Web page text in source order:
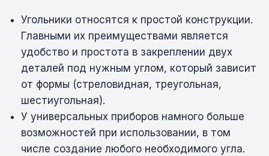
Угольники относятся к простой конструкции.
Главными их преимуществами является
удобство и простота в закреплении двух
деталей под нужным углом, который зависит
от формы (стреловидная, треугольная,
шестиугольная).
У универсальных приборов намного больше
возможностей при использовании, в том
числе создание любого необходимого угла.